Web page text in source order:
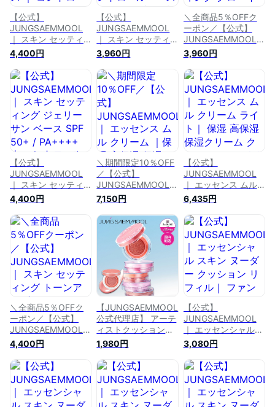
【公式】
JUNGSAEMMOOL
｜ スキン セッティ
ング トーン バラン
シング ベース ｜ コ
ントロールベース ベ
ース 下地 化粧下地
韓国下地 スキンケア
化粧 化粧品 メイク
アップ ベースメイク
保湿 乾燥肌 敏感肌
女性 低刺激 韓国コ
スメ コスメ ジョン
センムル
4,400円
【公式】
JUNGSAEMMOOL
｜ スキン セッティ
ング スムージング
ベース ｜ コントロ
ールベース ベース
下地 化粧下地 韓国
下地 スキンケア 化
粧 化粧品 メイクア
ップ ベースメイク
保湿 乾燥肌 敏感肌
女性 低刺激 韓国コ
スメ コスメ ジョン
センムル
3,960円
＼全商品5％OFFク
ーポン／【公式】
JUNGSAEMMOOL
｜ スキン セッティ
ング グローイング
ベース ｜ コントロ
ールベース ベース
下地 化粧下地 韓国
下地 スキンケア 化
粧 化粧品 メイクア
ップ ベースメイク
保湿 乾燥肌 敏感肌
女性 低刺激 韓国コ
スメ コスメ ジョン
センムル
3,960円
【公式】
JUNGSAEMMOOL
｜ スキン セッティ
ング ジェリー サン
ベース SPF 50+ /
PA++++ ｜ コントロ
ールベース ベース
下地 化粧下地 韓国
下地 スキンケア 化
粧 化粧品 メイクア
ップ ベースメイク
保湿 乾燥肌 敏感肌
女性 低刺激 ジョン
センムル
4,400円
＼期間限定10％OFF
／【公式】
JUNGSAEMMOOL
｜ エッセンス ムル
クリーム ｜保湿 高
保湿 保湿クリーム
クリーム ベース 下
地 化粧下地 韓国下
地 スキンケア 化粧
化粧品 メイクアップ
ベースメイク 豪華
プレゼント ギフト
乾燥肌 敏感肌 女性
紫外線 低刺激 ジョ
ンセンムル
7,150円
【公式】
JUNGSAEMMOOL
｜ エッセンス ムル
クリーム ライト｜
保湿 高保湿 保湿ク
リーム クリーム ベ
ース 下地 化粧下地
韓国下地 スキンケア
化粧 化粧品 メイク
アップ ベースメイク
プレゼント ギフト
乾燥肌 敏感肌 女性
紫外線 ジョンセンム
ル
6,435円
＼全商品5％OFFク
ーポン／【公式】
JUNGSAEMMOOL
｜ スキン セッティ
ング トーンアップ
サン ベース SPF
50+ / PA+++ ｜ コ
ントロールベース ベ
ース 下地 化粧下地
4,400円
【JUNGSAEMMOOL
公式代理店】 アーテ
ィストクッションブ
ラッシュ チーク ク
ッション ファンデ
韓国コスメ 韓国メイ
ク 乾燥肌 敏感肌 コ
ーラル ピンク ベー
ジュ 女性 メイクア
1,980円
【公式】
JUNGSAEMMOOL
｜ エッセンシャル
スキン ヌーダー ク
ッション リフィル｜
ファンデーション ク
ッションファンデー
ション クッションフ
ァンデ 化粧 化粧品
3,080円